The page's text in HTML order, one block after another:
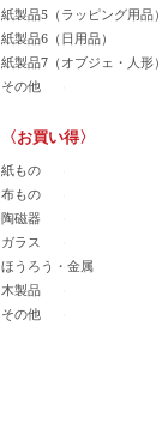
紙製品5（ラッピング用品）
紙製品6（日用品）
紙製品7（オブジェ・人形）
その他
〈お買い得〉
紙もの
布もの
陶磁器
ガラス
ほうろう・金属
木製品
その他